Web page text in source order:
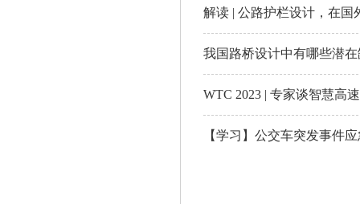
解读 | 公路护栏设计，在国
我国路桥设计中有哪些潜
WTC 2023 | 专家谈智慧高
【学习】公交车突发事件